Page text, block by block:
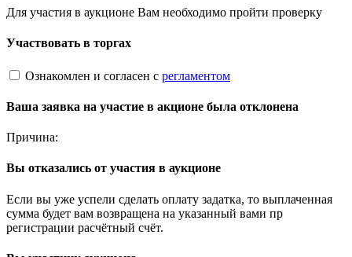
Для участия в аукционе Вам необходимо пройти проверку
Участвовать в торгах
Ознакомлен и согласен с регламентом
Ваша заявка на участие в акционе была отклонена
Причина:
Вы отказались от участия в аукционе
Если вы уже успели сделать оплату задатка, то выплаченная
сумма будет вам возвращена на указанный вами пр
регистрации расчётный счёт.